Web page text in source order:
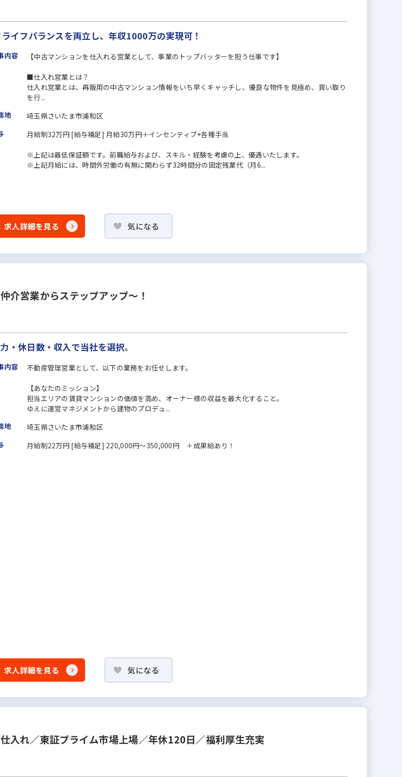
フバランスを両立し、年収1000万の実現可！
内容 【中古マンションを仕入れる営業として、事業のトップバッターを担う仕事です】
■仕入れ営業とは？
仕入れ営業とは、再販用の中古マンション情報をいち早くキャッチし、優良な物件を見極め、買い取り
を行...
地
埼玉県さいたま市浦和区
月給制32万円 [給与補足] 月給30万円＋インセンティブ+各種手当
※上記は最低保証額です。前職給与および、スキル・経験を考慮の上、優遇いたします。
※上記月給には、時間外労働の有無に関わらず32時間分の固定残業代（月6...
求人詳細を見る 気になる
介営業からステップアップ〜！
・休日数・収入で当社を選択。
内容 不動産管理営業として、以下の業務をお任せします。
【あなたのミッション】
担当エリアの賃貸マンションの価値を高め、オーナー様の収益を最大化すること。
ゆえに運営マネジメントから建物のプロデュ...
地
埼玉県さいたま市浦和区
月給制22万円 [給与補足] 220,000円〜350,000円 ＋成果給あり！
求人詳細を見る 気になる
入れ／東証プライム市場上場／年休120日／福利厚生充実